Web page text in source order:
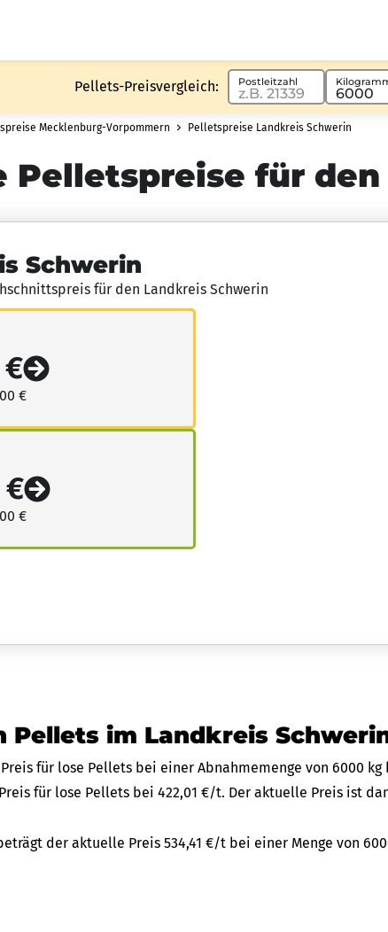
Pellets-Preisvergleich: Postleitzahl
Mecklenburg-Vorpommern Pelletspreise Landkreis Schwerin
für
Schwerin
für den Landkreis Schwerin
€
€
€
€
Pellets im Landkreis
für lose Pellets bei einer Abnahmemenge von 6000
für lose Pellets bei 422,01 €/t. Der aktuelle Preis ist
der aktuelle Preis 534,41 €/t bei einer Menge von